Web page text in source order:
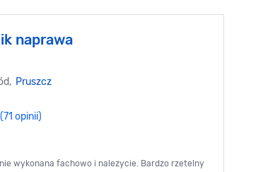
naprawa
Pruszcz
(71 opinii)
wykonana fachowo i nalezycie. Bardzo rzetelny